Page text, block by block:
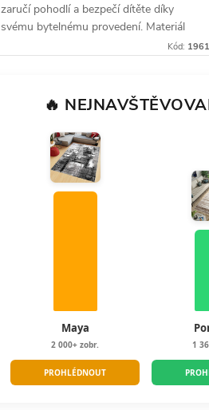
zaručí pohodlí a bezpečí dítěte díky
svému bytelnému provedení. Materiál
bavlna. Certifikát OEKO-TEX Standard
Kód: 1961
🔥
Maya
2 000+ zobr.
PROHLÉDNOUT
1